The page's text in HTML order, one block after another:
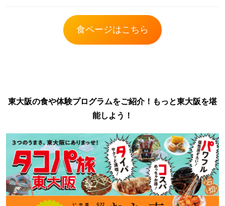
食ページはこちら
東大阪の食や体験プログラムをご紹介！もっと東大阪を堪
能しよう！